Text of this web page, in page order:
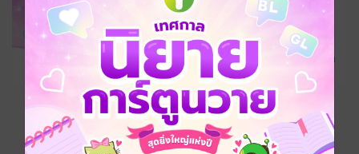
ต้นฉบับ
LittleGhost/ แมวอ้
นิยายวาย Boy
Love / Yaoi
9 Rating
แล้วแต่ท่านเลย
LittleGhost / แมวอ้
นิยายวาย Boy
Love / Yaoi
5 Rating
฿ 169
ดูทั้งหมด
เหลืออีก 7 วัน